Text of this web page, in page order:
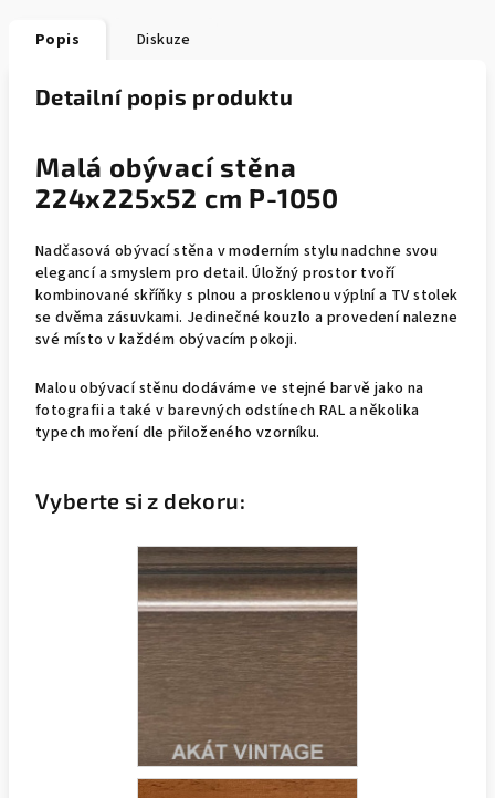
Popis Diskuze
Detailní popis produktu
Malá obývací stěna
224x225x52 cm P-1050
Nadčasová obývací stěna v moderním stylu nadchne svou
elegancí a smyslem pro detail. Úložný prostor tvoří
kombinované skříňky s plnou a prosklenou výplní a TV stolek
se dvěma zásuvkami. Jedinečné kouzlo a provedení nalezne
své místo v každém obývacím pokoji.
Malou obývací stěnu dodáváme ve stejné barvě jako na
fotografii a také v barevných odstínech RAL a několika
typech moření dle přiloženého vzorníku.
Vyberte si z dekoru: